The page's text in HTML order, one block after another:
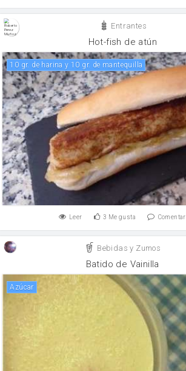
Entrantes
Hot-fish de atún
10 gr. de harina y 10 gr. de mantequilla
Leer 3 Me gusta Comentar
Bebidas y Zumos
Batido de Vainilla
Azúcar